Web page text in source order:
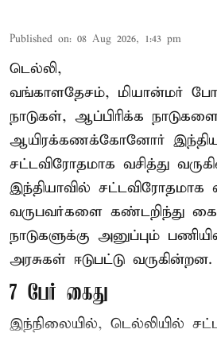
Published on: 08 Aug 2026, 1:43 pm
டெல்லி,
வங்காளதேசம், மியான்மர்
நாடுகள், ஆப்பிரிக்க
ஆயிரக்கணக்கோனோர்
சட்டவிரோதமாக வசித்து
இந்தியாவில் சட்டவிரோதமாக
வருபவர்களை கண்டறிந்து
நாடுகளுக்கு அனுப்பும்
அரசுகள் ஈடுபட்டு வருகின்றன.
7 பேர் கைது
இந்நிலையில், டெல்லியில்